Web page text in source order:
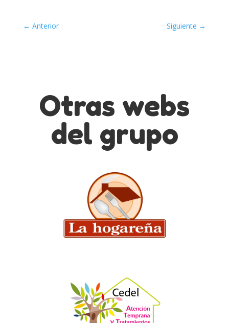
← Anterior Siguiente →
Otras webs
del grupo